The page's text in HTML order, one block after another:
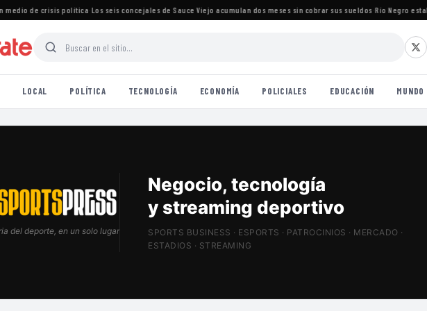
de crisis política·Los seis concejales de Sauce Viejo acumulan dos meses sin cobrar sus sueldos·Río Negro
LOCAL POLÍTICA TECNOLOGÍA ECONOMÍA POLICIALES EDUCACIÓN MUNDO
del deporte, en un solo lugar
Patrocinios, estadios
y Sports Tech
SPORTS BUSINESS · ESPORTS · PATROCINIOS · MERCADO ·
ESTADIOS · STREAMING